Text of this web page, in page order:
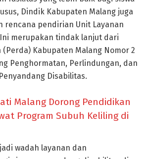
Dindik Kabupaten Malang juga
rencana pendirian Unit Layanan
Ini merupakan tindak lanjut dari
(Perda) Kabupaten Malang Nomor 2
Penghormatan, Perlindungan, dan
Disabilitas.
Malang Dorong Pendidikan
Program Subuh Keliling di
wadah layanan dan